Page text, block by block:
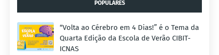
POPULARES
“Volta ao Cérebro em 4 Dias!” é o Tema da
Quarta Edição da Escola de Verão CIBIT-
ICNAS